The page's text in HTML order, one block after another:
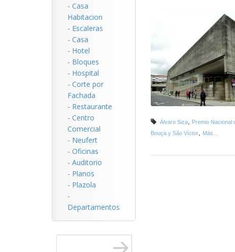
- Casa
Habitacion
- Escaleras
- Casa
- Hotel
- Bloques
- Hospital
- Corte por
Fachada
- Restaurante
- Centro
Comercial
- Neufert
- Oficinas
- Auditorio
- Planos
- Plazola
-
Departamentos
Álvaro Siza Premio Nacional
Bouça y São Víctor
Más...